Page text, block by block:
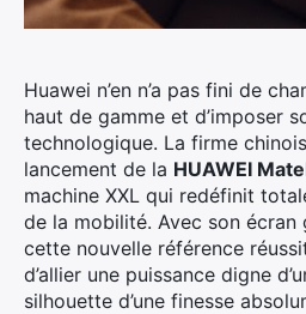
Huawei n’en n’a pas fini de
haut de gamme et d’imposer
technologique. La firme
lancement de la HUAWEI
machine XXL qui redéfinit
de la mobilité. Avec son écran
cette nouvelle référence
d’allier une puissance digne
silhouette d’une finesse